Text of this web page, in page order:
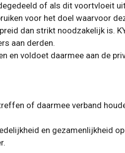
of als dit voortvloeit
voor het doel waarvoor
dan strikt noodzakelijk is.
aan derden.
en voldoet daarmee aan de
of daarmee verband
en gezamenlijkheid